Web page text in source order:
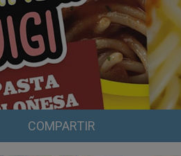
COMPARTIR